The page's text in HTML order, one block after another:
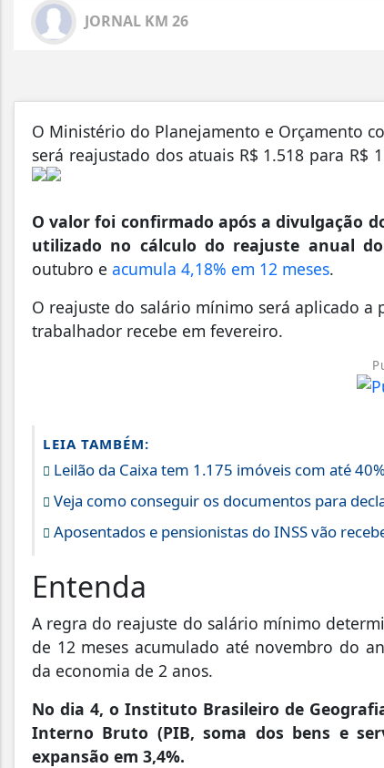
JORNAL KM 26
O Ministério do Planejamento e Orçamento
será reajustado dos atuais R$ 1.518 para R$
O valor foi confirmado após a divulgação
utilizado no cálculo do reajuste anual
outubro e acumula 4,18% em 12 meses.
O reajuste do salário mínimo será aplicado
trabalhador recebe em fevereiro.
LEIA TAMBÉM:
Leilão da Caixa tem 1.175 imóveis com até
Veja como conseguir os documentos para
Aposentados e pensionistas do INSS vão
Entenda
A regra do reajuste do salário mínimo
de 12 meses acumulado até novembro do
da economia de 2 anos.
No dia 4, o Instituto Brasileiro de
Interno Bruto (PIB, soma dos bens e
expansão em 3,4%.